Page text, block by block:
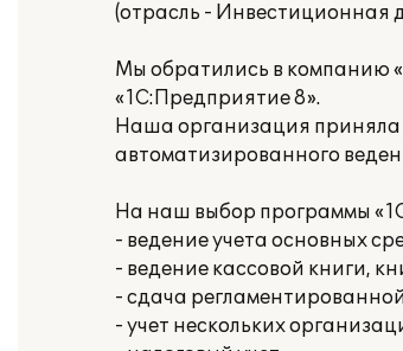
(отрасль - Инвестиционная
Мы обратились в компанию
«1С:Предприятие 8».
Наша организация приняла
автоматизированного
На наш выбор программы
- ведение учета основных
- ведение кассовой книги,
- сдача
- учет нескольких